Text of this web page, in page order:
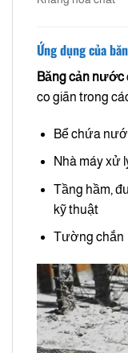
Ứng dụng của
Băng cản nước
co giãn trong
Bể chứa
Nhà máy xử
Tầng hầm,
kỹ thuật
Tường chắn